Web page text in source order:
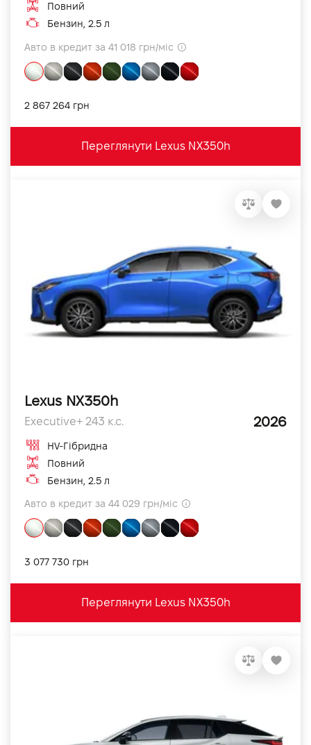
Повний
Бензин, 2.5 л
Авто в кредит за 41 018 грн/міс
2 867 264 грн
Переглянути Lexus NX350h
Lexus NX350h
Executive+ 243 к.с. 2026
HV-Гібридна
Повний
Бензин, 2.5 л
Авто в кредит за 44 029 грн/міс
3 077 730 грн
Переглянути Lexus NX350h